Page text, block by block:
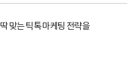
맞는 틱톡 마케팅 전략을